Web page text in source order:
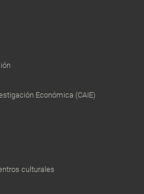
Económica (CAIE)
culturales